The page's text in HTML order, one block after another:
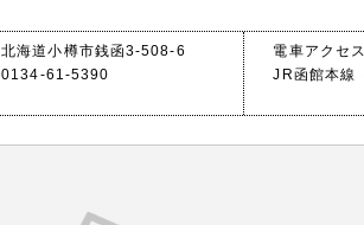
北海道小樽市銭函3-508-6
0134-61-5390
電車アクセス
JR函館本線
国道337号